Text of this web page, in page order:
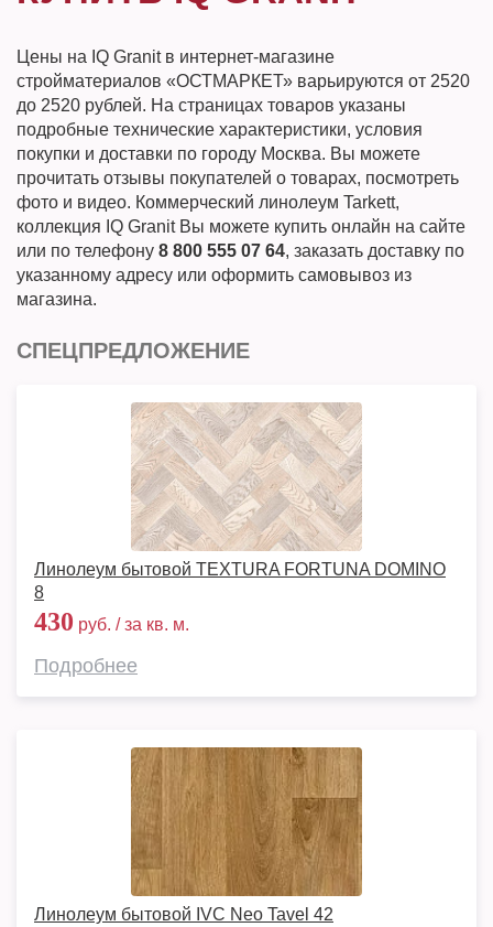
Цены на IQ Granit в интернет-магазине
стройматериалов «ОСТМАРКЕТ» варьируются от 2520
до 2520 рублей. На страницах товаров указаны
подробные технические характеристики, условия
покупки и доставки по городу Москва. Вы можете
прочитать отзывы покупателей о товарах, посмотреть
фото и видео. Коммерческий линолеум Tarkett,
коллекция IQ Granit Вы можете купить онлайн на сайте
или по телефону 8 800 555 07 64, заказать доставку по
указанному адресу или оформить самовывоз из
магазина.
СПЕЦПРЕДЛОЖЕНИЕ
Линолеум бытовой TEXTURA FORTUNA DOMINO
8
430 руб. / за кв. м.
Подробнее
Линолеум бытовой IVC Neo Tavel 42